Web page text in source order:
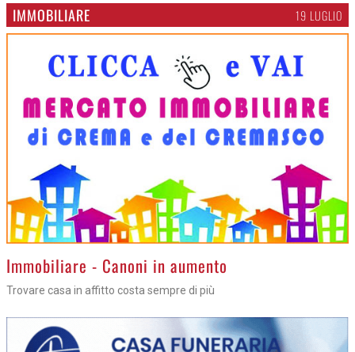
IMMOBILIARE 19 LUGLIO
>Immobiliare - Canoni in aumento
Trovare casa in affitto costa sempre di più